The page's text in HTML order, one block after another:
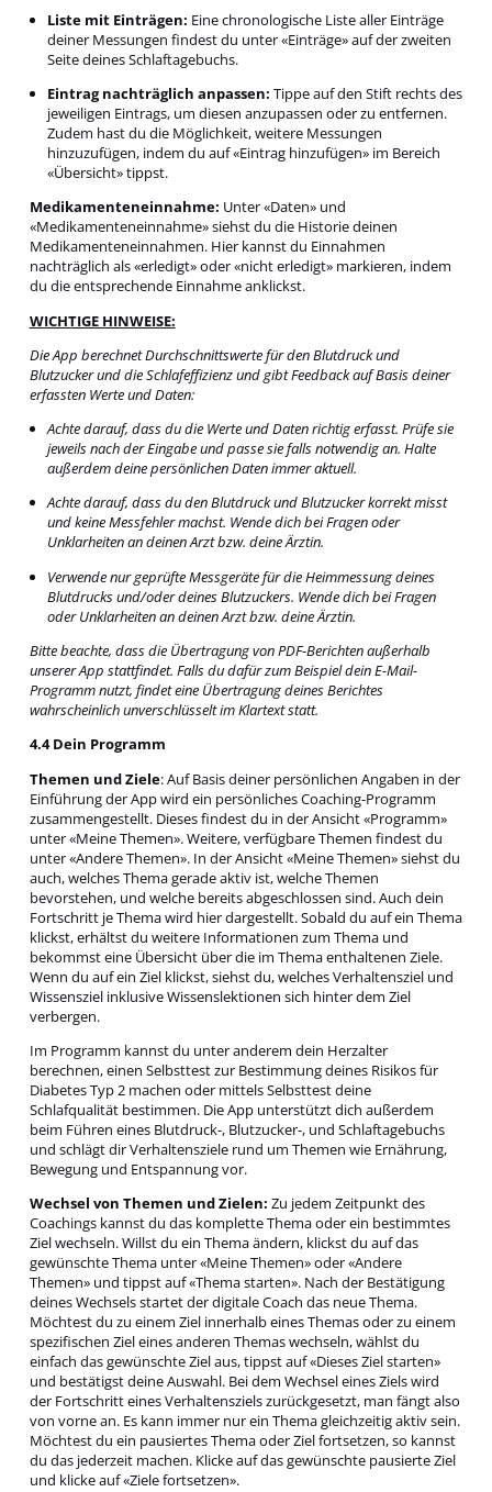
Liste mit Einträgen: Eine chronologische Liste aller Einträge
deiner Messungen findest du unter «Einträge» auf der zweiten
Seite deines Schlaftagebuchs.
Eintrag nachträglich anpassen: Tippe auf den Stift rechts des
jeweiligen Eintrags, um diesen anzupassen oder zu entfernen.
Zudem hast du die Möglichkeit, weitere Messungen
hinzuzufügen, indem du auf «Eintrag hinzufügen» im Bereich
«Übersicht» tippst.
Medikamenteneinnahme: Unter «Daten» und
«Medikamenteneinnahme» siehst du die Historie deinen
Medikamenteneinnahmen. Hier kannst du Einnahmen
nachträglich als «erledigt» oder «nicht erledigt» markieren, indem
du die entsprechende Einnahme anklickst.
WICHTIGE HINWEISE:
Die App berechnet Durchschnittswerte für den Blutdruck und
Blutzucker und die Schlafeffizienz und gibt Feedback auf Basis deiner
erfassten Werte und Daten:
Achte darauf, dass du die Werte und Daten richtig erfasst. Prüfe sie
jeweils nach der Eingabe und passe sie falls notwendig an. Halte
außerdem deine persönlichen Daten immer aktuell.
Achte darauf, dass du den Blutdruck und Blutzucker korrekt misst
und keine Messfehler machst. Wende dich bei Fragen oder
Unklarheiten an deinen Arzt bzw. deine Ärztin.
Verwende nur geprüfte Messgeräte für die Heimmessung deines
Blutdrucks und/oder deines Blutzuckers. Wende dich bei Fragen
oder Unklarheiten an deinen Arzt bzw. deine Ärztin.
Bitte beachte, dass die Übertragung von PDF-Berichten außerhalb
unserer App stattfindet. Falls du dafür zum Beispiel dein E-Mail-
Programm nutzt, findet eine Übertragung deines Berichtes
wahrscheinlich unverschlüsselt im Klartext statt.
4.4 Dein Programm
Themen und Ziele: Auf Basis deiner persönlichen Angaben in der
Einführung der App wird ein persönliches Coaching-Programm
zusammengestellt. Dieses findest du in der Ansicht «Programm»
unter «Meine Themen». Weitere, verfügbare Themen findest du
unter «Andere Themen». In der Ansicht «Meine Themen» siehst du
auch, welches Thema gerade aktiv ist, welche Themen
bevorstehen, und welche bereits abgeschlossen sind. Auch dein
Fortschritt je Thema wird hier dargestellt. Sobald du auf ein Thema
klickst, erhältst du weitere Informationen zum Thema und
bekommst eine Übersicht über die im Thema enthaltenen Ziele.
Wenn du auf ein Ziel klickst, siehst du, welches Verhaltensziel und
Wissensziel inklusive Wissenslektionen sich hinter dem Ziel
verbergen.
Im Programm kannst du unter anderem dein Herzalter
berechnen, einen Selbsttest zur Bestimmung deines Risikos für
Diabetes Typ 2 machen oder mittels Selbsttest deine
Schlafqualität bestimmen. Die App unterstützt dich außerdem
beim Führen eines Blutdruck-, Blutzucker-, und Schlaftagebuchs
und schlägt dir Verhaltensziele rund um Themen wie Ernährung,
Bewegung und Entspannung vor.
Wechsel von Themen und Zielen: Zu jedem Zeitpunkt des
Coachings kannst du das komplette Thema oder ein bestimmtes
Ziel wechseln. Willst du ein Thema ändern, klickst du auf das
gewünschte Thema unter «Meine Themen» oder «Andere
Themen» und tippst auf «Thema starten». Nach der Bestätigung
deines Wechsels startet der digitale Coach das neue Thema.
Möchtest du zu einem Ziel innerhalb eines Themas oder zu einem
spezifischen Ziel eines anderen Themas wechseln, wählst du
einfach das gewünschte Ziel aus, tippst auf «Dieses Ziel starten»
und bestätigst deine Auswahl. Bei dem Wechsel eines Ziels wird
der Fortschritt eines Verhaltensziels zurückgesetzt, man fängt also
von vorne an. Es kann immer nur ein Thema gleichzeitig aktiv sein.
Möchtest du ein pausiertes Thema oder Ziel fortsetzen, so kannst
du das jederzeit machen. Klicke auf das gewünschte pausierte Ziel
und klicke auf «Ziele fortsetzen».